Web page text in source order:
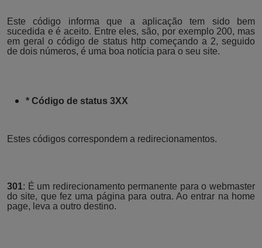
Este código informa que a aplicação tem sido bem
sucedida e é aceito. Entre eles, são, por exemplo 200, mas
em geral o código de status http começando a 2, seguido
de dois números, é uma boa notícia para o seu site.
* Código de status 3XX
Estes códigos correspondem a redirecionamentos.
301: É um redirecionamento permanente para o webmaster
do site, que fez uma página para outra. Ao entrar na home
page, leva a outro destino.